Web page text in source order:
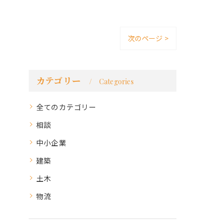
次のページ >
カテゴリー Categories
全てのカテゴリー
相談
中小企業
建築
土木
物流